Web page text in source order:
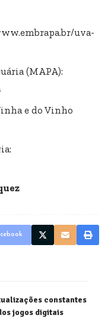
uva-
(MAPA):
e do Vinho
constantes
jogos digitais